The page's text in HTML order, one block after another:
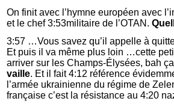
On finit avec l’hymne européen avec
et le chef 3:53militaire de l’OTAN.
3:57 …Vous savez qu’il appelle à
Et puis il va même plus loin …cette
arriver sur les Champs-Élysées, bah
vaille. Et il fait 4:12 référence
l’armée ukrainienne du régime de
française c’est la résistance au 4:20